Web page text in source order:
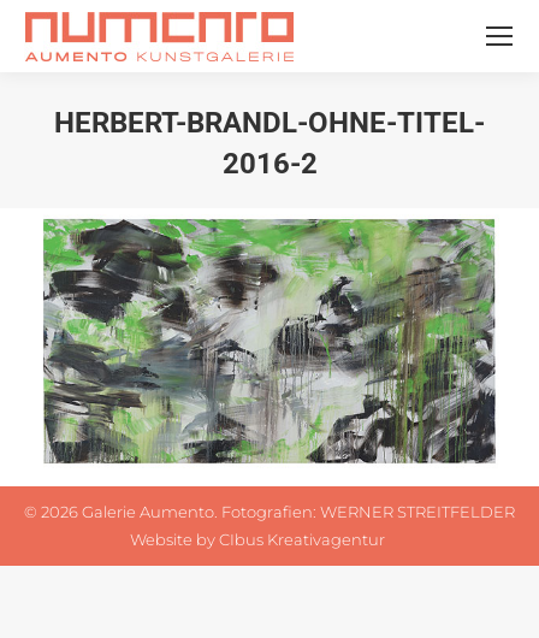
HERBERT-BRANDL-OHNE-TITEL-
2016-2
© 2026 Galerie Aumento. Fotografien: WERNER STREITFELDER
Website byCIbus Kreativagentur